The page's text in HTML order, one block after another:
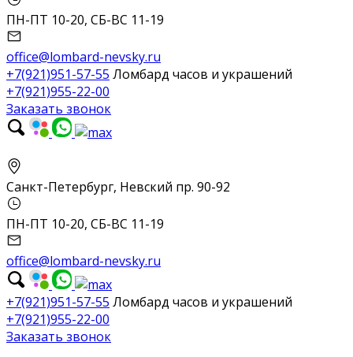
ПН-ПТ 10-20, СБ-ВС 11-19
office@lombard-nevsky.ru
+7(921)951-57-55 Ломбард часов и украшений
+7(921)955-22-00
Заказать звонок
Санкт-Петербург, Невский пр. 90-92
ПН-ПТ 10-20, СБ-ВС 11-19
office@lombard-nevsky.ru
+7(921)951-57-55 Ломбард часов и украшений
+7(921)955-22-00
Заказать звонок